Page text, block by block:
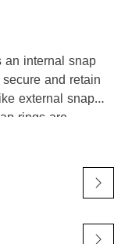
an internal snap
and retain
external snap
rings are
in place.
a bore or
components